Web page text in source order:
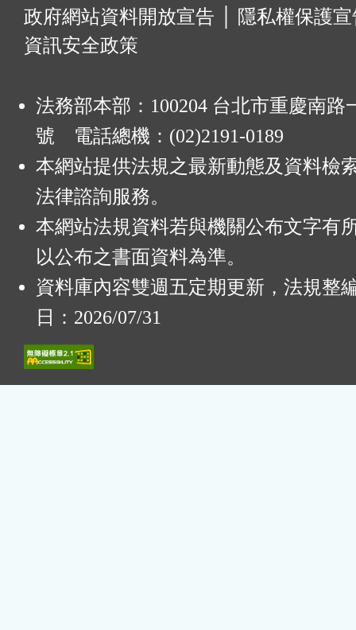
政府網站資料開放宣告
隱私權保護
資訊安全政策
法務部本部：100204 台北市重慶南路
號 電話總機：(02)2191-0189
本網站提供法規之最新動態及資料檢
法律諮詢服務。
本網站法規資料若與機關公布文字有
以公布之書面資料為準。
資料庫內容雙週五定期更新，法規整
日：2026/07/31